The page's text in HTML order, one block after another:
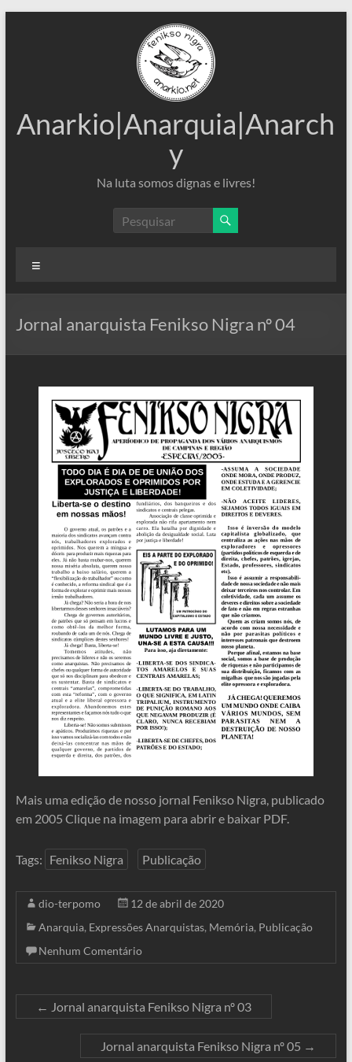
Anarkio|Anarquia|Anarch
y
Na luta somos dignas e livres!
Jornal anarquista Fenikso Nigra nº 04
Mais uma edição de nosso jornal Fenikso Nigra, publicado
em 2005 Clique na imagem para abrir e baixar PDF.
Tags: Fenikso Nigra Publicação
dio-terpomo
12 de abril de 2020
Anarquia, Expressões Anarquistas, Memória, Publicação
Nenhum Comentário
← Jornal anarquista Fenikso Nigra nº 03
Jornal anarquista Fenikso Nigra nº 05 →